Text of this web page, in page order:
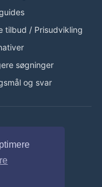
til at gøre
kan ikke
opdateres
data, kategori,
tilbud / Prisudvikling
søgninger
og svar